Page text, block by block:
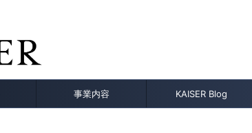
事業内容 KAISER Blog